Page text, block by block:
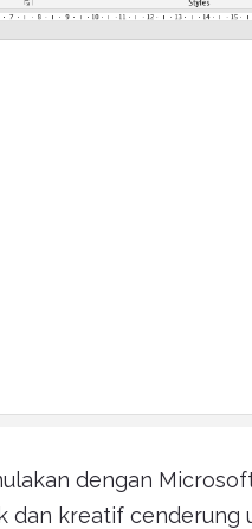
dengan
dan kreatif cenderung